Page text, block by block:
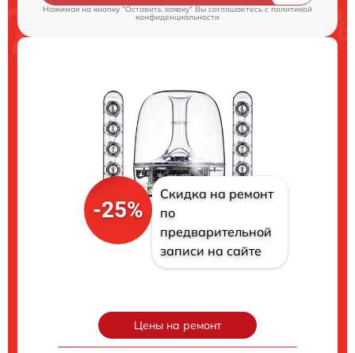
Нажимая на кнопку "Оставить заявку" Вы соглашаетесь cполитикой
конфиденциальности
-25%
Скидка на ремонт
по
предварительной
записи на сайте
Цены на ремонт